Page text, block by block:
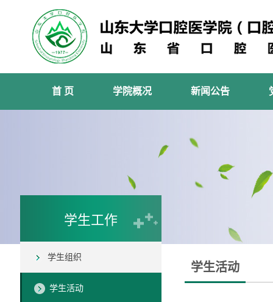
首 页 学院概况 新闻公告
学生工作
学生组织
学生活动
学生活动